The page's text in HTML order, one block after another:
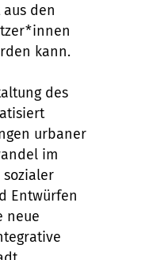
den
kann.
des
urbaner
im
Entwürfen
neue